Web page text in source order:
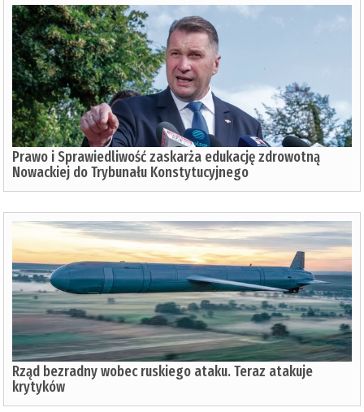
Prawo i Sprawiedliwość zaskarża edukację zdrowotną
Nowackiej do Trybunału Konstytucyjnego
Rząd bezradny wobec ruskiego ataku. Teraz atakuje
krytyków